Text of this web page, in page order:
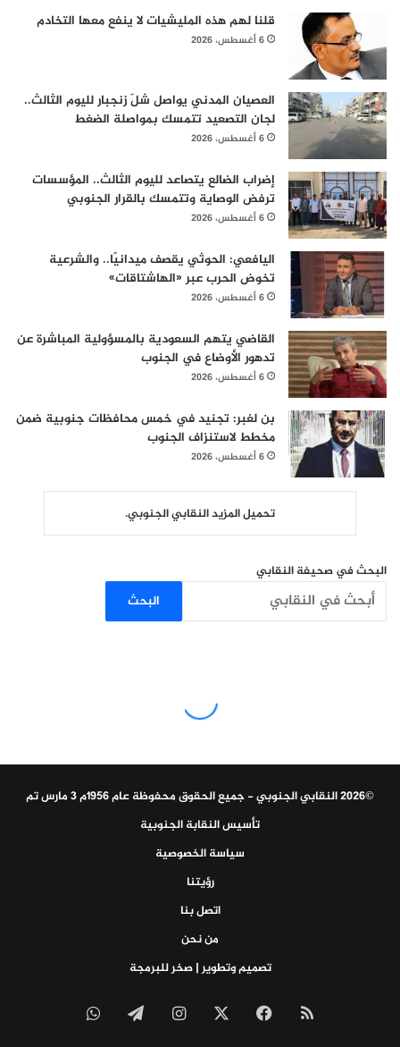
قلنا لهم هذه المليشيات لا ينفع معها التخادم
6 أغسطس، 2026
العصيان المدني يواصل شلّ زنجبار لليوم الثالث..
لجان التصعيد تتمسك بمواصلة الضغط
6 أغسطس، 2026
إضراب الضالع يتصاعد لليوم الثالث.. المؤسسات
ترفض الوصاية وتتمسك بالقرار الجنوبي
6 أغسطس، 2026
اليافعي: الحوثي يقصف ميدانيًا.. والشرعية
تخوض الحرب عبر «الهاشتاقات»
6 أغسطس، 2026
القاضي يتهم السعودية بالمسؤولية المباشرة عن
تدهور الأوضاع في الجنوب
6 أغسطس، 2026
بن لغبر: تجنيد في خمس محافظات جنوبية ضمن
مخطط لاستنزاف الجنوب
6 أغسطس، 2026
تحميل المزيد النقابي الجنوبي.
البحث في صحيفة النقابي
البحث
©2026 النقابي الجنوبي - جميع الحقوق محفوظة عام 1956م 3 مارس تم
تأسيس النقابة الجنوبية
سياسة الخصوصية
رؤيتنا
اتصل بنا
من نحن
تصميم وتطوير | صخر للبرمجة
ملخصفيسبوك انستقرامتيلقرامواتساب